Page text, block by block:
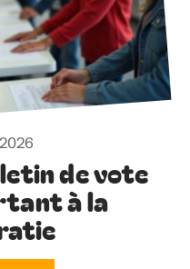
de vote
à la